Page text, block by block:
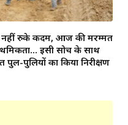
नहीं रुके कदम, आज की मरम्मत
इसी सोच के साथ
पुल-पुलियों का किया निरीक्षण